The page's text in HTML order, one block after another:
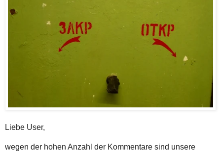
Liebe User,
wegen der hohen Anzahl der Kommentare sind unsere